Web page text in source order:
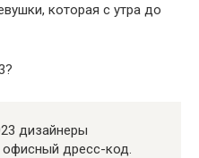
которая с утра до
дизайнеры
дресс-код.